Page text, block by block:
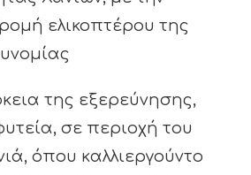
ελικοπτέρου της
της εξερεύνησης,
σε περιοχή του
όπου καλλιεργούντο